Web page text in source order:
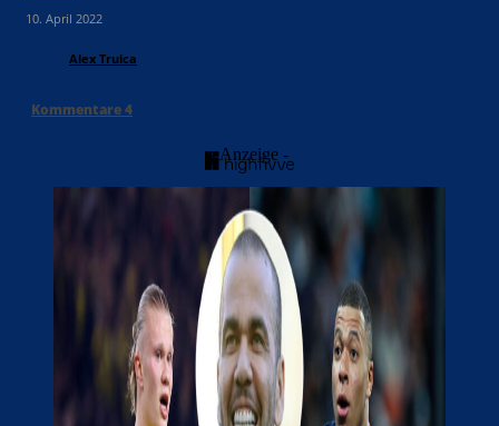
10. April 2022
Alex Truica
Kommentare4
- Anzeige -